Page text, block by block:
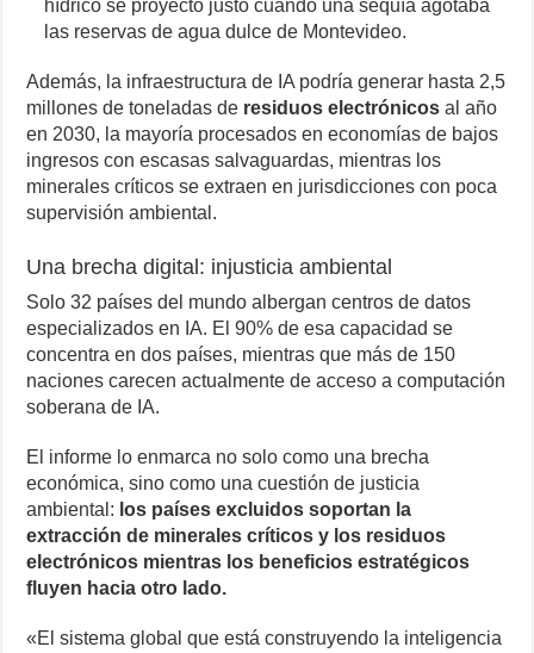
hídrico se proyectó justo cuando una sequía agotaba
las reservas de agua dulce de Montevideo.
Además, la infraestructura de IA podría generar hasta 2,5
millones de toneladas de residuos electrónicos al año
en 2030, la mayoría procesados en economías de bajos
ingresos con escasas salvaguardas, mientras los
minerales críticos se extraen en jurisdicciones con poca
supervisión ambiental.
Una brecha digital: injusticia ambiental
Solo 32 países del mundo albergan centros de datos
especializados en IA. El 90% de esa capacidad se
concentra en dos países, mientras que más de 150
naciones carecen actualmente de acceso a computación
soberana de IA.
El informe lo enmarca no solo como una brecha
económica, sino como una cuestión de justicia
ambiental: los países excluidos soportan la
extracción de minerales críticos y los residuos
electrónicos mientras los beneficios estratégicos
fluyen hacia otro lado.
«El sistema global que está construyendo la inteligencia